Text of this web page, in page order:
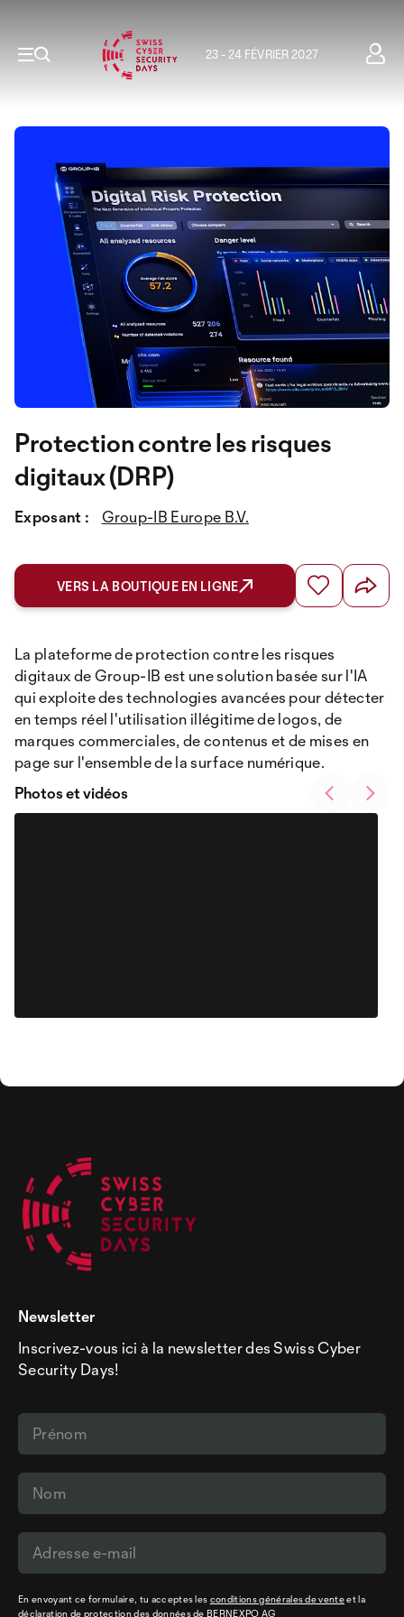
23 - 24 FÉVRIER 2027
Protection contre les risques
digitaux (DRP)
Exposant : Group-IB Europe B.V.
VERS LA BOUTIQUE EN LIGNE
La plateforme de protection contre les risques
digitaux de Group-IB est une solution basée sur l'IA
qui exploite des technologies avancées pour détecter
en temps réel l'utilisation illégitime de logos, de
marques commerciales, de contenus et de mises en
page sur l'ensemble de la surface numérique.
Photos et vidéos
Newsletter
Inscrivez-vous ici à la newsletter des Swiss Cyber
Security Days!
En envoyant ce formulaire, tu acceptes les conditions générales de venteet la
déclaration de protection des donnéesde BERNEXPO AG